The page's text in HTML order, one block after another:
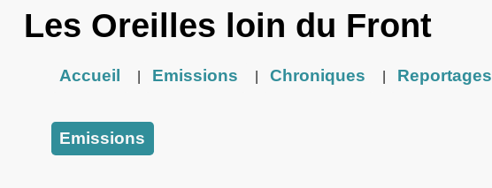
Les Oreilles loin du Front
Accueil Emissions Chroniques Reportages
Emissions